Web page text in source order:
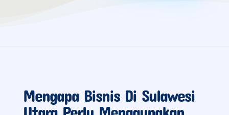
Mengapa Bisnis Di Sulawesi